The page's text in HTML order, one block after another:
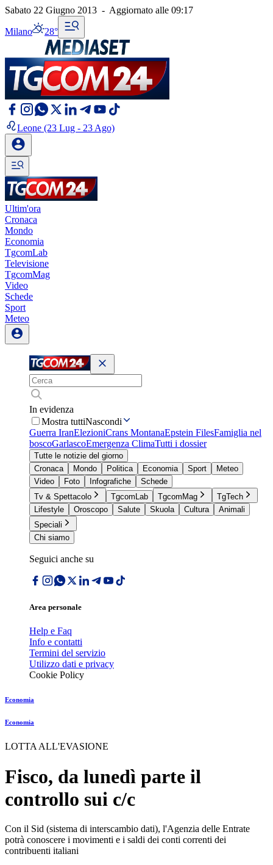
Sabato 22 Giugno 2013 - Aggiornato alle 09:17
Milano 28°
Leone (23 Lug - 23 Ago)
Ultim'ora
Cronaca
Mondo
Economia
TgcomLab
Televisione
TgcomMag
Video
Schede
Sport
Meteo
In evidenza
Mostra tuttiNascondi
Guerra IranElezioniCrans MontanaEpstein FilesFamiglia nel
boscoGarlascoEmergenza ClimaTutti i dossier
Tutte le notizie del giorno
Cronaca
Mondo Politica Economia Sport
Meteo
Video
Foto Infografiche
Schede
Tv & Spettacolo
TgcomLab TgcomMag
TgTech
Lifestyle
Oroscopo Salute Skuola Cultura
Animali
Speciali
Chi siamo
Seguici anche su
Area personale
Help e Faq
Info e contatti
Termini del servizio
Utilizzo dati e privacy
Cookie Policy
Economia
Economia
LOTTA ALL'EVASIONE
Fisco, da lunedì parte il
controllo sui c/c
Con il Sid (sistema di interscambio dati), l'Agenzia delle Entrate
potrà conoscere i movimenti e i saldi dei conti correnti dei
contribuenti italiani